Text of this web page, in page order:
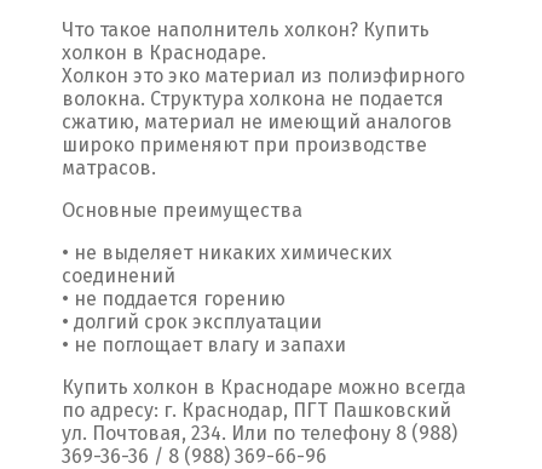
Что такое наполнитель холкон? Купить
холкон в Краснодаре.
Холкон это эко материал из полиэфирного
волокна. Структура холкона не подается
сжатию, материал не имеющий аналогов
широко применяют при производстве
матрасов.
Основные преимущества
• не выделяет никаких химических
соединений
• не поддается горению
• долгий срок эксплуатации
• не поглощает влагу и запахи
Купить холкон в Краснодаре можно всегда
по адресу: г. Краснодар, ПГТ Пашковский
ул. Почтовая, 234. Или по телефону 8 (988)
369-36-36 / 8 (988) 369-66-96